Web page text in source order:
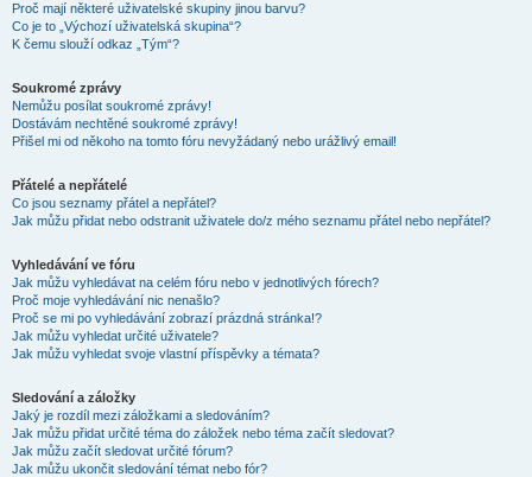
Proč mají některé uživatelské skupiny jinou barvu?
Co je to „Výchozí uživatelská skupina“?
K čemu slouží odkaz „Tým“?
Soukromé zprávy
Nemůžu posílat soukromé zprávy!
Dostávám nechtěné soukromé zprávy!
Přišel mi od někoho na tomto fóru nevyžádaný nebo urážlivý email!
Přátelé a nepřátelé
Co jsou seznamy přátel a nepřátel?
Jak můžu přidat nebo odstranit uživatele do/z mého seznamu přátel nebo nepřátel?
Vyhledávání ve fóru
Jak můžu vyhledávat na celém fóru nebo v jednotlivých fórech?
Proč moje vyhledávání nic nenašlo?
Proč se mi po vyhledávání zobrazí prázdná stránka!?
Jak můžu vyhledat určité uživatele?
Jak můžu vyhledat svoje vlastní příspěvky a témata?
Sledování a záložky
Jaký je rozdíl mezi záložkami a sledováním?
Jak můžu přidat určité téma do záložek nebo téma začít sledovat?
Jak můžu začít sledovat určité fórum?
Jak můžu ukončit sledování témat nebo fór?